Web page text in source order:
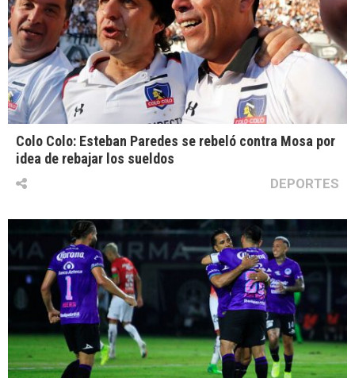
Colo Colo: Esteban Paredes se rebeló contra Mosa por
idea de rebajar los sueldos
DEPORTES